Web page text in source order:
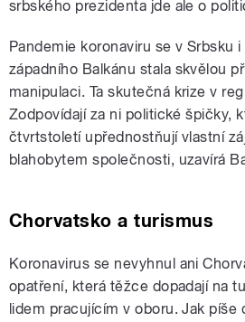
srbského prezidenta jde ale o
Pandemie koronaviru se v Srbsku
západního Balkánu stala skvělou
manipulaci. Ta skutečná krize v
Zodpovídají za ni politické špičky,
čtvrtstoletí upřednostňují vlastní
blahobytem společnosti, uzavírá
Chorvatsko a turismus
Koronavirus se nevyhnul ani
opatření, která těžce dopadají na
lidem pracujícím v oboru. Jak píše